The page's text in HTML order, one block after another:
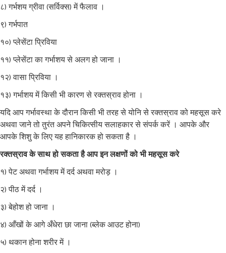
८) गर्भशय ग्रीवा (सर्विक्स) में फैलाव ।
९) गर्भपात
१०) प्लेसेंटा प्रिविया
११) प्लेसेंटा का गर्भाशय से अलग हो जाना ।
१२) वासा प्रिविया ।
१३) गर्भाशय में किसी भी कारण से रक्तस्राव होना ।
यदि आप गर्भावस्था के दौरान किसी भी तरह से योनि से रक्तस्राव को महसूस करे
अथवा जाने तो तुरंत अपने चिकित्सीय सलाहकार से संपर्क करें । आपके और
आपके शिशु के लिए यह हानिकारक हो सकता है ।
रक्तस्राव के साथ हो सकता है आप इन लक्षणों को भी महसूस करे
१) पेट अथवा गर्भाशय में दर्द अथवा मरोड़ ।
२) पीठ में दर्द ।
३) बेहोश हो जाना ।
४) आँखों के आगे अँधेरा छा जाना (ब्लेक आउट होना)
५) थकान होना शरीर में ।